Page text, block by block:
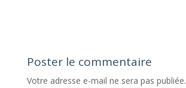
Poster le commentaire
Votre adresse e-mail ne sera pas publiée.